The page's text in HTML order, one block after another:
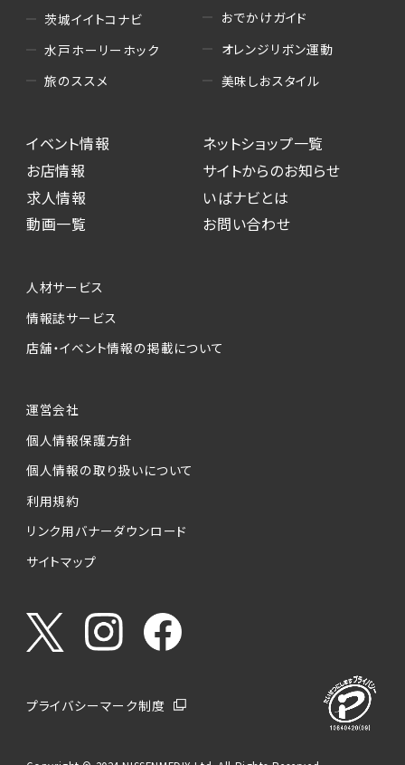
茨城イイトコナビ
水戸ホーリーホック
旅のススメ
おでかけガイド
オレンジリボン運動
美味しおスタイル
イベント情報
お店情報
求人情報
動画一覧
ネットショップ一覧
サイトからのお知らせ
いばナビとは
お問い合わせ
人材サービス
情報誌サービス
店舗・イベント情報の掲載について
運営会社
個人情報保護方針
個人情報の取り扱いについて
利用規約
リンク用バナーダウンロード
サイトマップ
プライバシーマーク制度